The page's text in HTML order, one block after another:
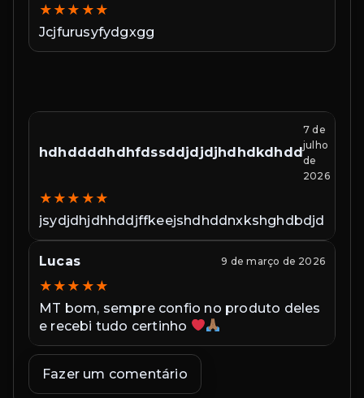
★★★★★
hdhddddhdhfdssddjdjdjhdhdkdhdd
7 de
julho
de
2026
★ ★ ★ ★ ★
jsydjdhjdhhddjffkeejshdhddnxkshghdbdjdnd
Lucas 9 de março de 2026
★ ★ ★ ★ ★
MT bom, sempre confio no produto deles
e recebi tudo certinho
Fazer um comentário